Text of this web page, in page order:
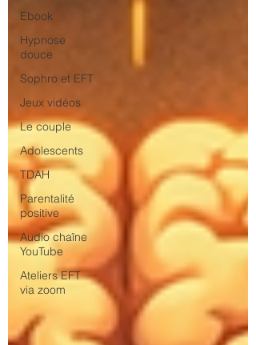
Ebook
Hypnose
douce
Sophro et EFT
Jeux vidéos
Le couple
Adolescents
TDAH
Parentalité
positive
Audio chaîne
YouTube
Ateliers EFT
via zoom